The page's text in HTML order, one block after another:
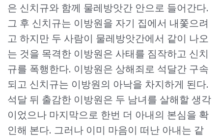
은 신치규와 함께 물레방앗간 안으로 들어간다.
그 후 신치규는 이방원을 자기 집에서 내쫓으려
고 하지만 두 사람이 물레방앗간에서 같이 나오
는 것을 목격한 이방원은 사태를 짐작하고 신치
규를 폭행한다. 이방원은 상해죄로 석달간 구속
되고 신치규는 이방원의 아낙을 차지하게 된다.
석달 뒤 출감한 이방원은 두 남녀를 살해할 생각
이었으나 마지막으로 한번 더 아내의 본심을 확
인해 본다. 그러나 이미 마음이 떠난 아내는 같